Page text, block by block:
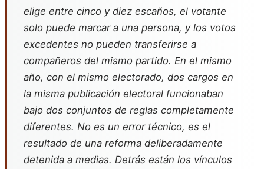
elige entre cinco y diez escaños, el votante
solo puede marcar a una persona, y los votos
excedentes no pueden transferirse a
compañeros del mismo partido. En el mismo
año, con el mismo electorado, dos cargos en
la misma publicación electoral funcionaban
bajo dos conjuntos de reglas completamente
diferentes. No es un error técnico, es el
resultado de una reforma deliberadamente
detenida a medias. Detrás están los vínculos